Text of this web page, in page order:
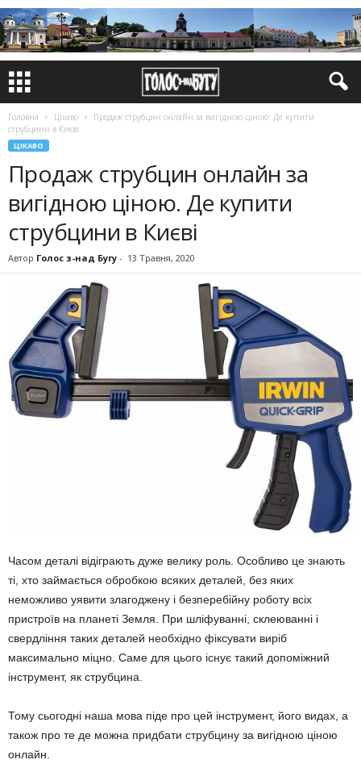
Головна Цікаво
Продаж струбцин онлайн за вигідною ціною. Де купити
струбцини в Києві
ЦІКАВО
Продаж струбцин онлайн за
вигідною ціною. Де купити
струбцини в Києві
Автор Голос з-над Бугу - 13 Травня, 2020
Часом деталі відіграють дуже велику роль. Особливо це знають
ті, хто займається обробкою всяких деталей, без яких
неможливо уявити злагоджену і безперебійну роботу всіх
пристроїв на планеті Земля. При шліфуванні, склеюванні і
свердління таких деталей необхідно фіксувати виріб
максимально міцно. Саме для цього існує такий допоміжний
інструмент, як струбцина.
Тому сьогодні наша мова піде про цей інструмент, його видах, а
також про те де можна придбати струбцину за вигідною ціною
онлайн.